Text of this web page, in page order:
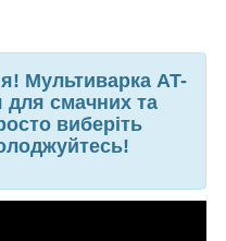
Мультиварка AT-
для смачних та
виберіть